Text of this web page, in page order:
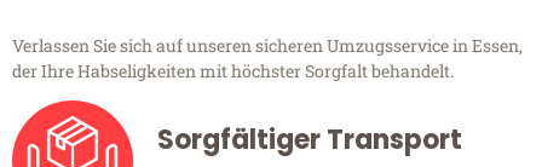
Verlassen Sie sich auf unseren sicheren Umzugsservice in Essen,
der Ihre Habseligkeiten mit höchster Sorgfalt behandelt.
Sorgfältiger Transport